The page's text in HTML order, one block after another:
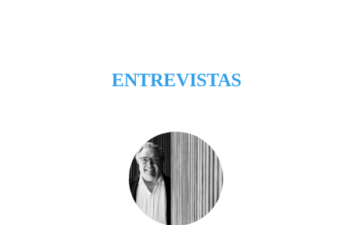
ENTREVISTAS